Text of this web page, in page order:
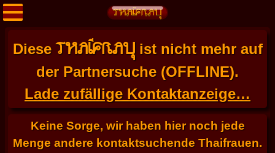
DieseTHAIFRAUist nicht mehr auf
der Partnersuche (OFFLINE).
Lade zufällige Kontaktanzeige…
Keine Sorge, wir haben hier noch jede
Menge andere kontaktsuchende Thaifrauen.